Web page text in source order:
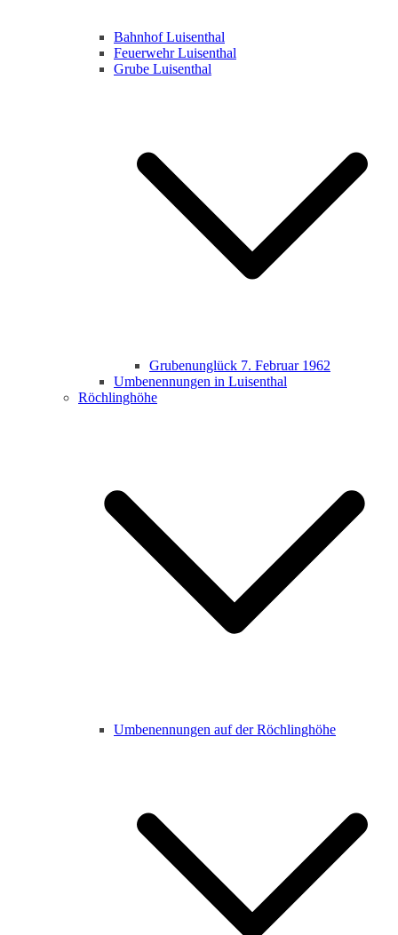
Bahnhof Luisenthal
Feuerwehr Luisenthal
Grube Luisenthal
Grubenunglück 7. Februar 1962
Umbenennungen in Luisenthal
Röchlinghöhe
Umbenennungen auf der Röchlinghöhe